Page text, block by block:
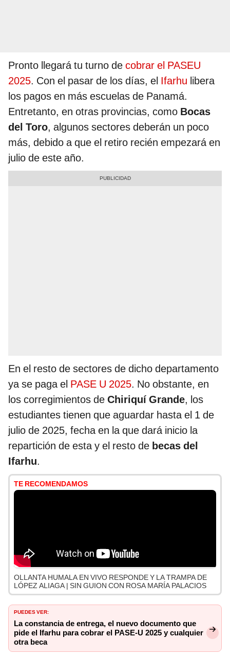
Pronto llegará tu turno de cobrar el PASEU
2025. Con el pasar de los días, el Ifarhu libera
los pagos en más escuelas de Panamá.
Entretanto, en otras provincias, como Bocas
del Toro, algunos sectores deberán un poco
más, debido a que el retiro recién empezará en
julio de este año.
En el resto de sectores de dicho departamento
ya se paga el PASE U 2025. No obstante, en
los corregimientos de Chiriquí Grande, los
estudiantes tienen que aguardar hasta el 1 de
julio de 2025, fecha en la que dará inicio la
repartición de esta y el resto de becas del
Ifarhu.
TE RECOMENDAMOS
OLLANTA HUMALA EN VIVO RESPONDE Y LA TRAMPA DE
LÓPEZ ALIAGA | SIN GUION CON ROSA MARÍA PALACIOS
PUEDES VER:
La constancia de entrega, el nuevo documento que
pide el Ifarhu para cobrar el PASE-U 2025 y cualquier
otra beca